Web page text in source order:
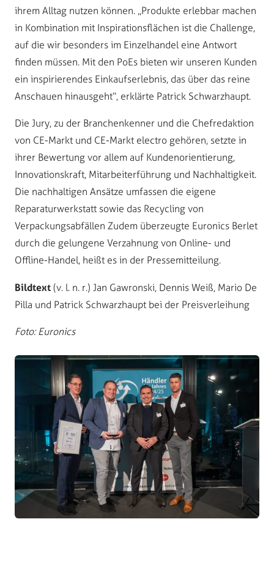
ihrem Alltag nutzen können. „Produkte erlebbar machen
in Kombination mit Inspirationsflächen ist die Challenge,
auf die wir besonders im Einzelhandel eine Antwort
finden müssen. Mit den PoEs bieten wir unseren Kunden
ein inspirierendes Einkaufserlebnis, das über das reine
Anschauen hinausgeht“, erklärte Patrick Schwarzhaupt.
Die Jury, zu der Branchenkenner und die Chefredaktion
von CE-Markt und CE-Markt electro gehören, setzte in
ihrer Bewertung vor allem auf Kundenorientierung,
Innovationskraft, Mitarbeiterführung und Nachhaltigkeit.
Die nachhaltigen Ansätze umfassen die eigene
Reparaturwerkstatt sowie das Recycling von
Verpackungsabfällen Zudem überzeugte Euronics Berlet
durch die gelungene Verzahnung von Online- und
Offline-Handel, heißt es in der Pressemitteilung.
Bildtext (v. l. n. r.) Jan Gawronski, Dennis Weiß, Mario De
Pilla und Patrick Schwarzhaupt bei der Preisverleihung
Foto: Euronics